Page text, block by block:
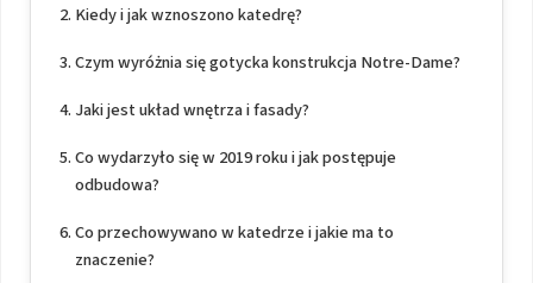
Kiedy i jak wznoszono katedrę?
Czym wyróżnia się gotycka konstrukcja Notre-Dame?
Jaki jest układ wnętrza i fasady?
Co wydarzyło się w 2019 roku i jak postępuje
odbudowa?
Co przechowywano w katedrze i jakie ma to
znaczenie?